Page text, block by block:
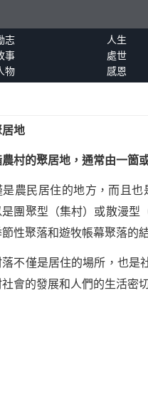
志 人生
事
處世
物
感恩
地
村的聚居地，通常由一箇
是農民居住的地方，而且
團聚型（集村）或散漫型
性聚落和遊牧帳幕聚落的
落不僅是居住的場所，也是
會的發展和人們的生活密